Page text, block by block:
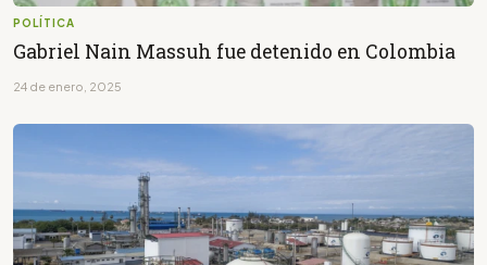
POLÍTICA
Gabriel Nain Massuh fue detenido en Colombia
24 de enero, 2025